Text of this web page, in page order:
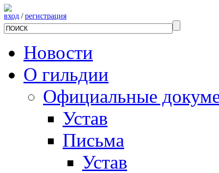
вход /регистрация
Новости
О гильдии
Официальные
Устав
Письма
Устав